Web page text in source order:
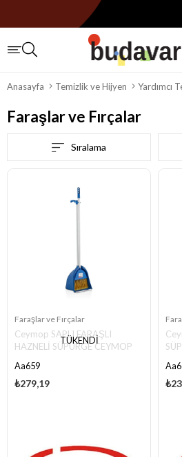
Anasayfa Temizlik ve Hijyen Yardımcı
Faraşlar ve Fırçalar
Sıralama
TÜKENDI
Faraşlar ve Fırçalar
Ceymop SAPLI FARAŞLI
HAZNELİ SÜPÜRGE CEYMOP
Aa659
₺279,19